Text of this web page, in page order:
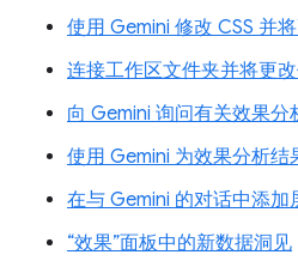
使用 Gemini 修改 CSS 并
连接工作区文件夹并将更
向 Gemini 询问有关效果分
使用 Gemini 为效果分析结
在与 Gemini 的对话中添加
“效果”面板中的新数据洞见